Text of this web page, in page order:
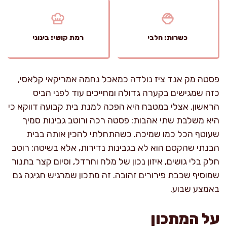
כשרות: חלבי רמת קושי: בינוני
פסטה מק אנד ציז נולדה כמאכל נחמה אמריקאי קלאסי,
כזה שמגישים בקערה גדולה ומחייכים עוד לפני הביס
הראשון. אצלי במטבח היא הפכה למנת בית קבועה דווקא כי
היא משלבת שתי אהבות: פסטה רכה ורוטב גבינות סמיך
שעוטף הכל כמו שמיכה. כשהתחלתי להכין אותה בבית
הבנתי שהקסם הוא לא בגבינות נדירות, אלא בשיטה: רוטב
חלק בלי גושים, איזון נכון של מלח וחרדל, וסיום קצר בתנור
שמוסיף שכבת פירורים זהובה. זה מתכון שמרגיש חגיגה גם
באמצע שבוע.
על המתכון